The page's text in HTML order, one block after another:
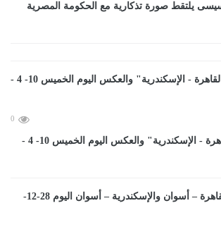
يلتقط صورة تذكارية مع الحكومة المصرية
0
مواعيد قطارات "القاهرة - الإسكندرية" والعكس اليوم الخميس 10- 4 -